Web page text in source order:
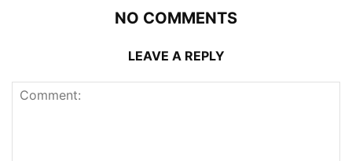
NO COMMENTS
LEAVE A REPLY